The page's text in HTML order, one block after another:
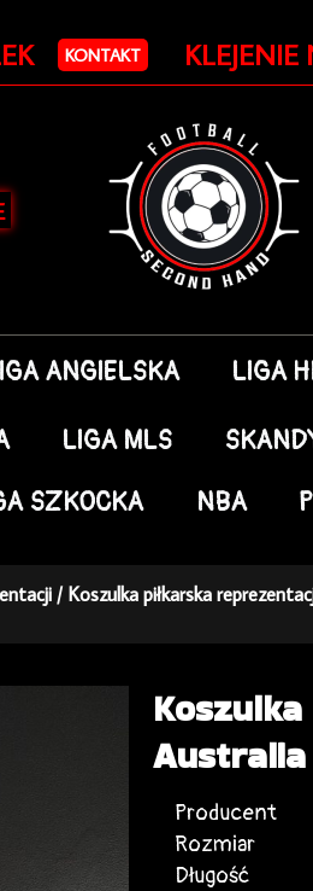
KONTAKT
ANGIELSKA LIGA
LIGA MLS
SZKOCKA
NBA
/ Koszulka piłkarska
Australia
Producent
Rozmiar
Długość